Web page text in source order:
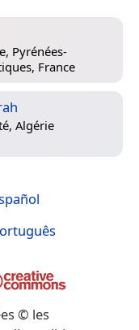
Pyrénées-
France
Algérie
© les